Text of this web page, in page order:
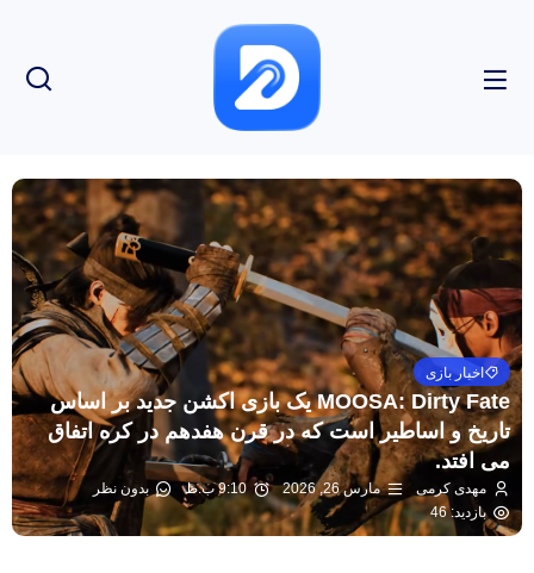
اخبار بازی
MOOSA: Dirty Fate یک بازی اکشن جدید بر اساس
تاریخ و اساطیر است که در قرن هفدهم در کره اتفاق
می افتد.
مهدی کرمی مارس 26, 2026 9:10 ب.ظ
بدون نظر
بازدید: 46